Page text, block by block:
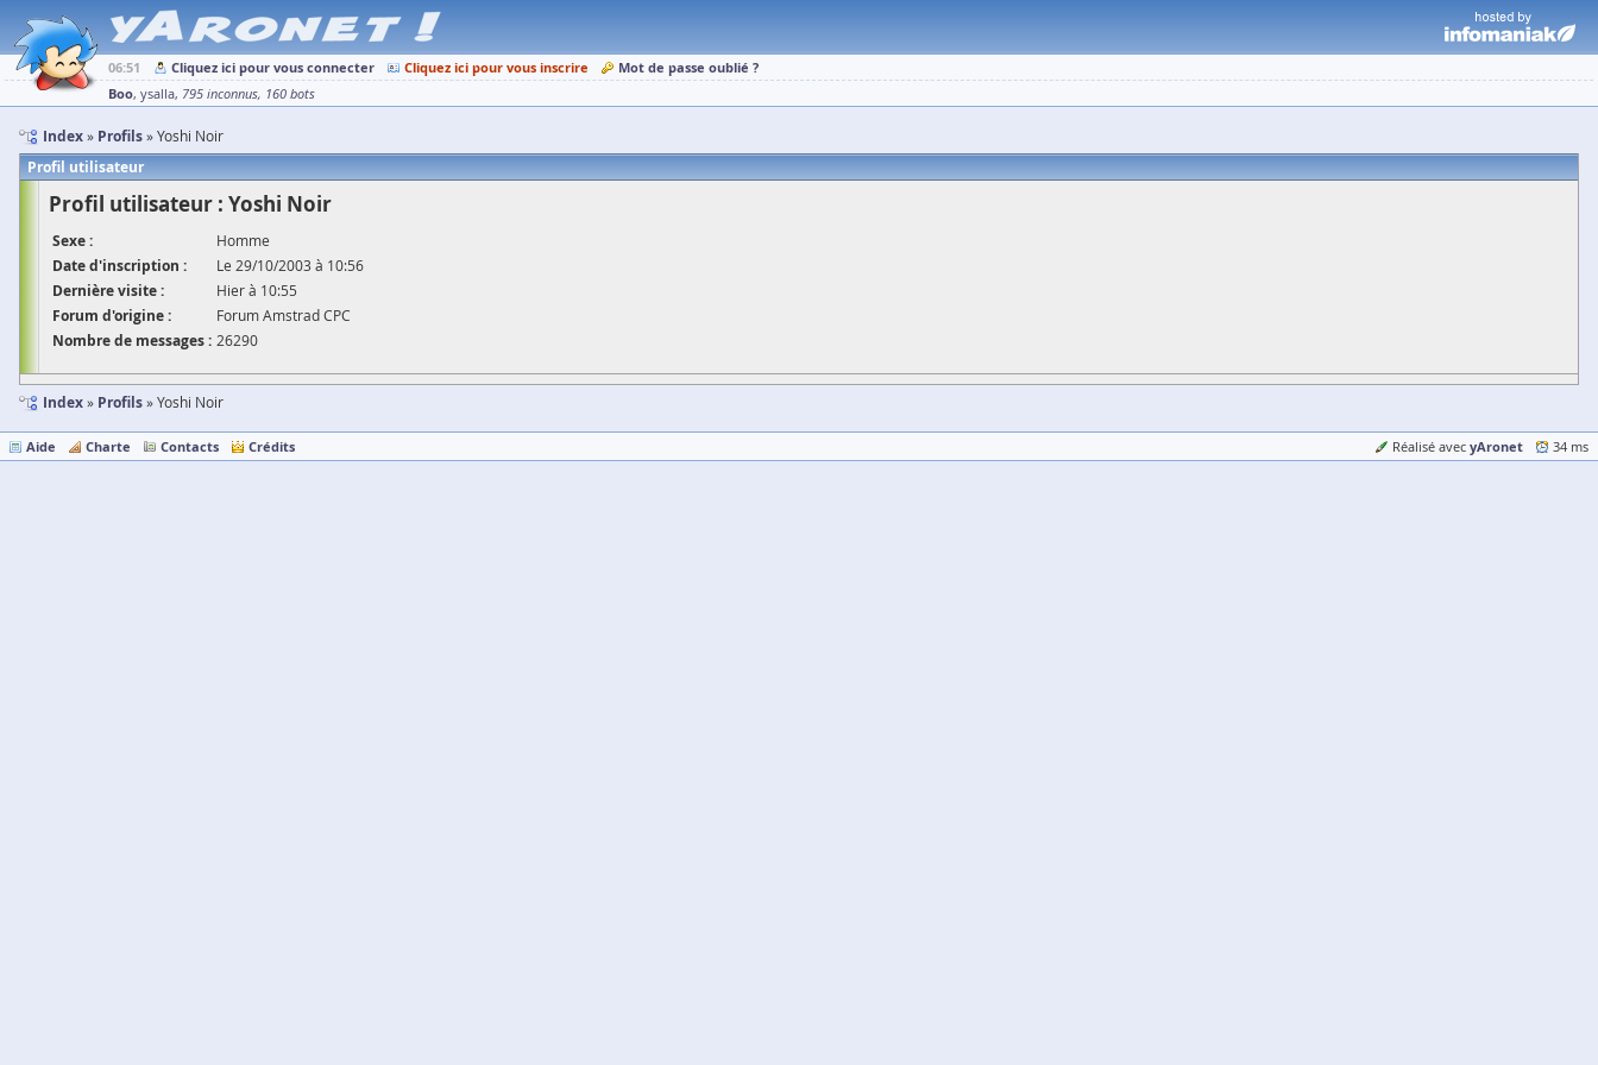
06:51 Cliquez ici pour vous connecter Cliquez ici pour vous inscrire
Mot de passe oublié ?
Boo ysalla 795 inconnus 160 bots
Index Profils Yoshi Noir
Profil utilisateur
Profil utilisateur : Yoshi Noir
Sexe : Homme
Date d'inscription : Le 29/10/2003 à 10:56
Dernière visite : Hier à 10:55
Forum d'origine : Forum Amstrad CPC
Nombre de messages : 26290
Index Profils Yoshi Noir
Aide Charte Contacts Crédits Réalisé avec yAronet 34 ms